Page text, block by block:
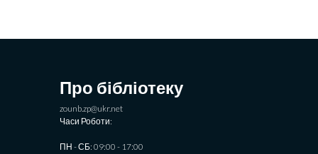
Про бібліотеку
zounb.zp@ukr.net
Часи Роботи:
ПН - СБ: 09:00 - 17:00